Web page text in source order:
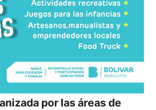
por las áreas de